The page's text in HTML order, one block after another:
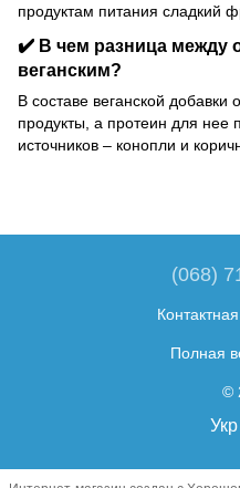
продуктам питания сладкий
✔️ В чем разница между
веганским?
В составе веганской добавки
продукты, а протеин для нее
источников – конопли и
(068)
Полная
©
Укр